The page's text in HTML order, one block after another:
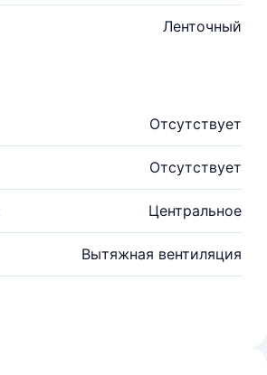
Ленточный
Отсутствует
Отсутствует
Центральное
Вытяжная вентиляция